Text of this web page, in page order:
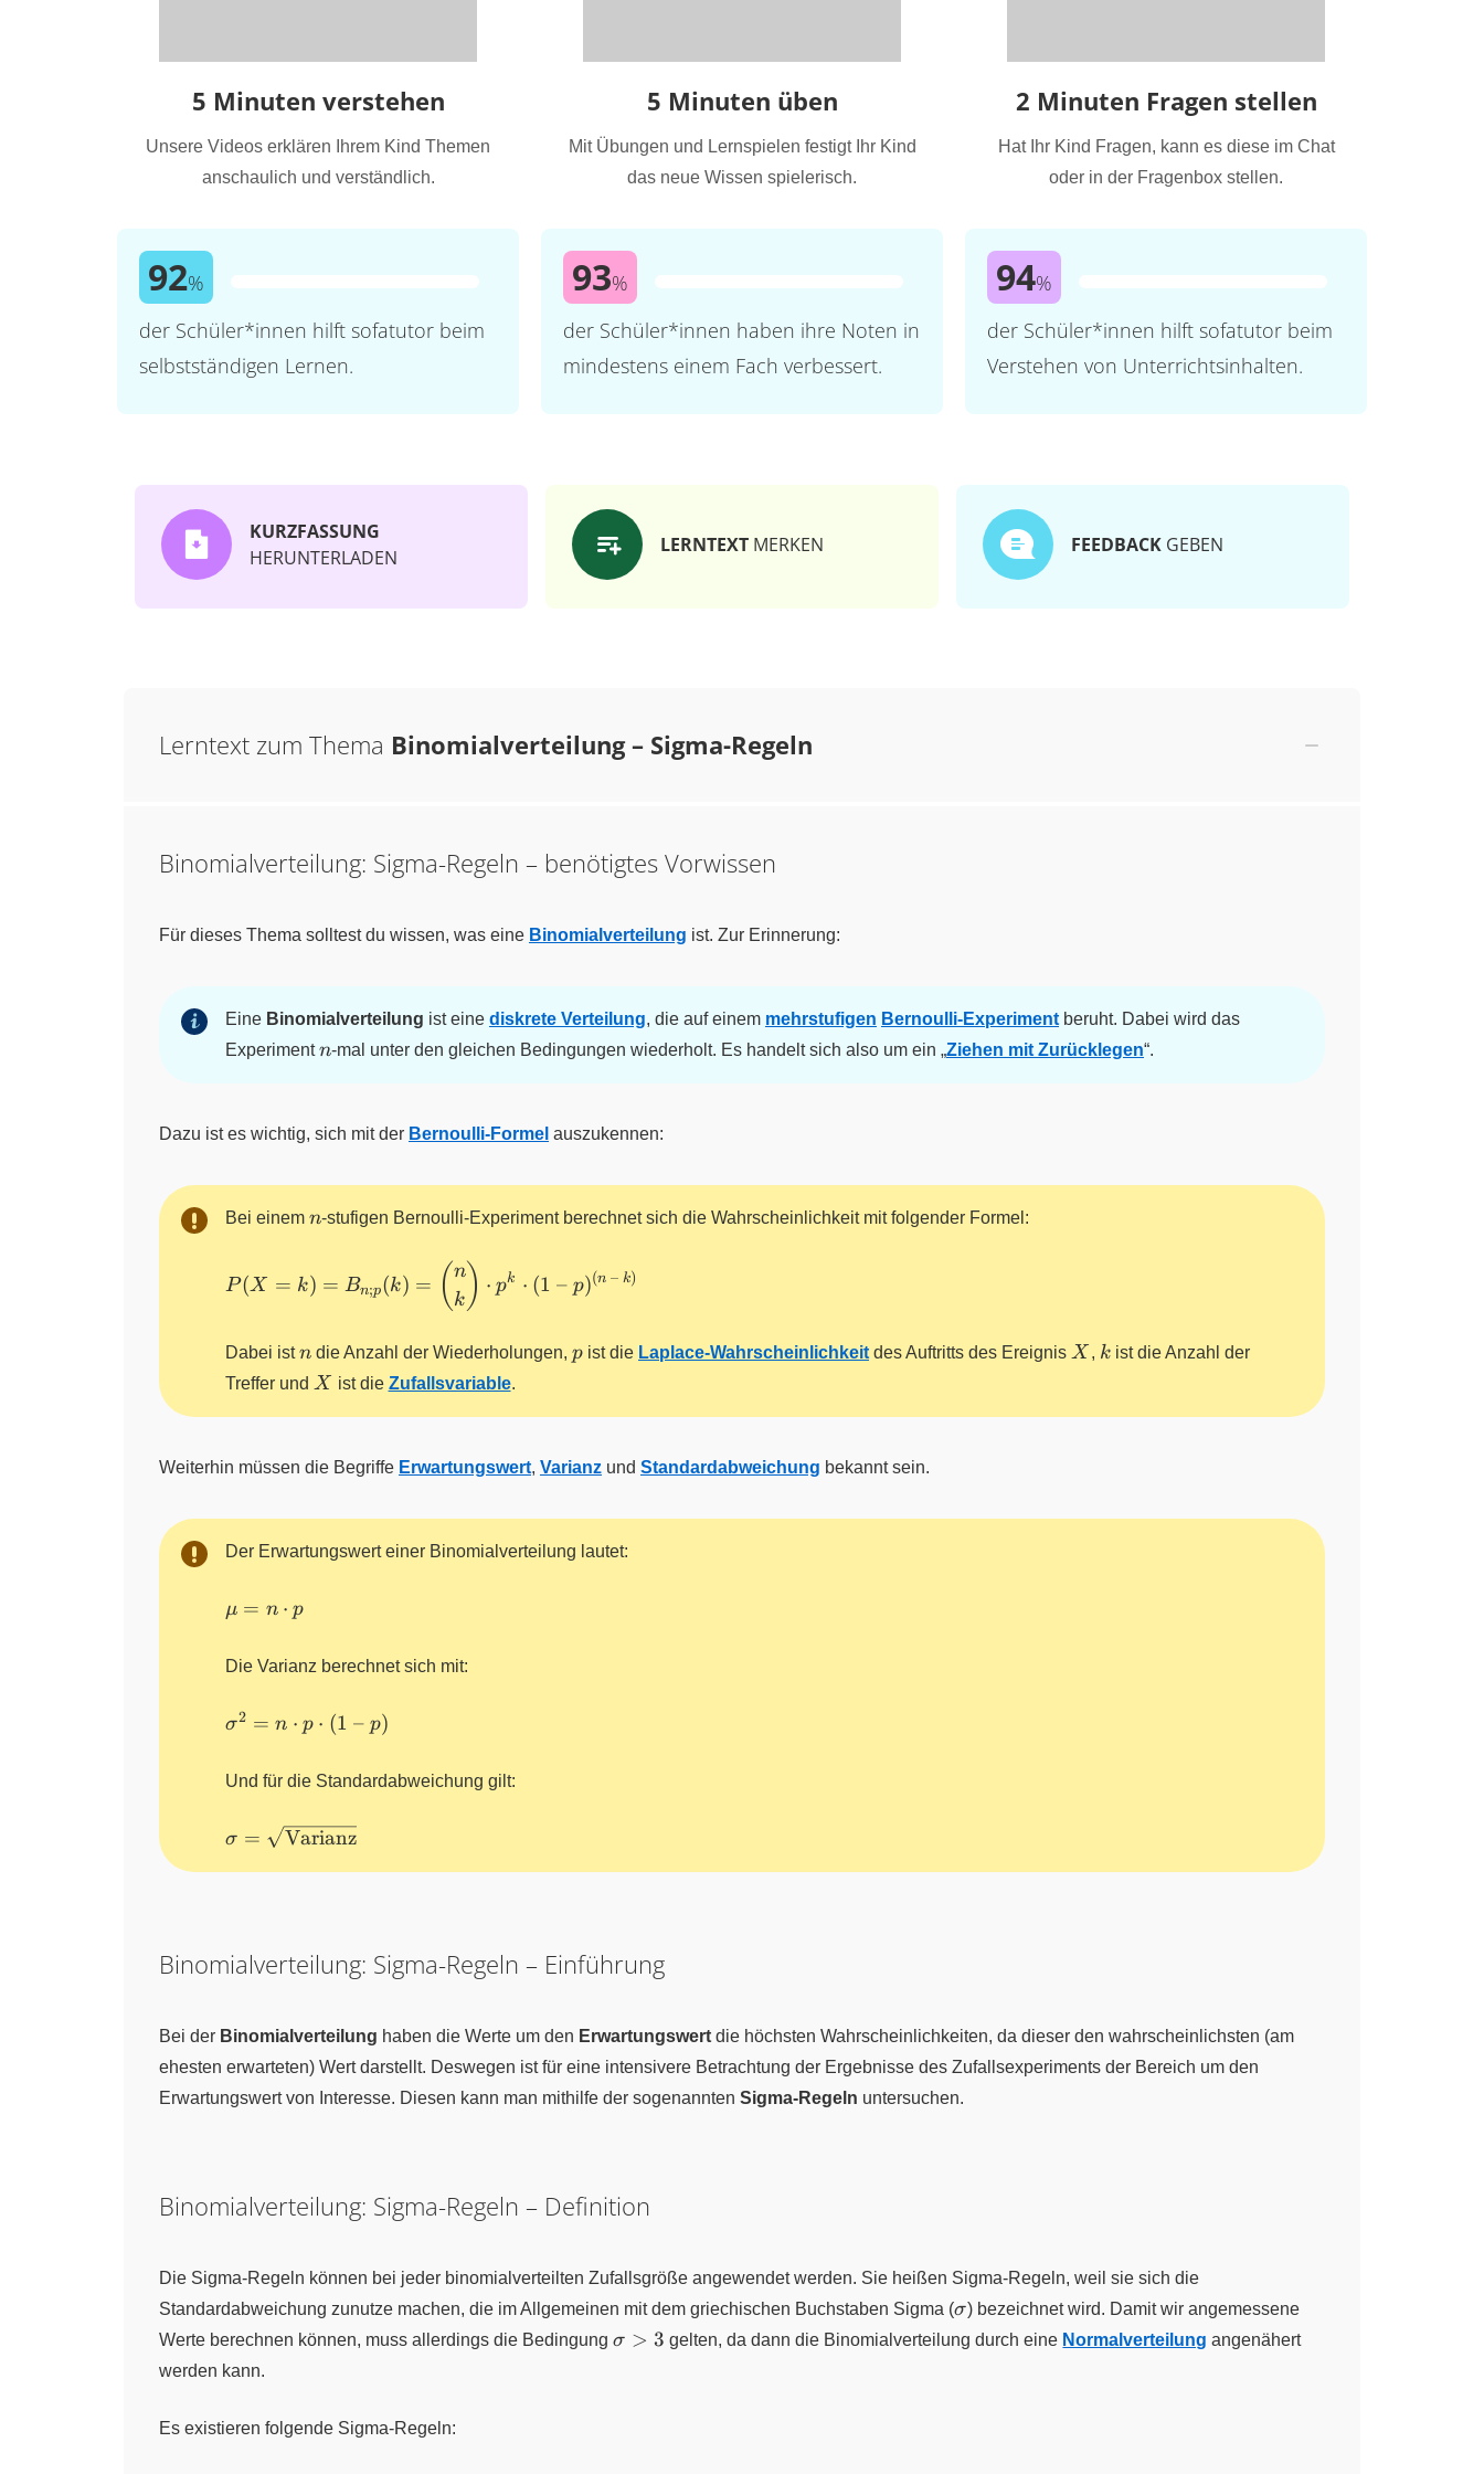
5 Minuten verstehen
Unsere Videos erklären Ihrem Kind Themen
anschaulich und verständlich.
92%
der Schüler*innen hilft sofatutor beim
selbstständigen Lernen.
5 Minuten üben
Mit Übungen und Lernspielen festigt Ihr Kind
das neue Wissen spielerisch.
93%
der Schüler*innen haben ihre Noten in
mindestens einem Fach verbessert.
2 Minuten Fragen stellen
Hat Ihr Kind Fragen, kann es diese im Chat
oder in der Fragenbox stellen.
94%
der Schüler*innen hilft sofatutor beim
Verstehen von Unterrichtsinhalten.
KURZFASSUNG
HERUNTERLADEN
LERNTEXT MERKEN FEEDBACK GEBEN
Lerntext zum Thema Binomialverteilung – Sigma-Regeln
Binomialverteilung: Sigma-Regeln – benötigtes Vorwissen
Für dieses Thema solltest du wissen, was eine Binomialverteilung ist. Zur Erinnerung:
Eine Binomialverteilung ist eine diskrete Verteilung, die auf einem mehrstufigen Bernoulli-Experiment beruht. Dabei wird das
Experimentn
n-mal unter den gleichen Bedingungen wiederholt. Es handelt sich also um ein „Ziehen mit Zurücklegen“.
Dazu ist es wichtig, sich mit der Bernoulli-Formel auszukennen:
Bei einem n
n-stufigen Bernoulli-Experiment berechnet sich die Wahrscheinlichkeit mit folgender Formel:
P(X = k) =
B_{n;p}(k)
\displaystyle
\binom{n}
p^{k} \cdot
~p)^{(n~–
P(X = k) = Bn;p(k) = ( k
n) ⋅ pk ⋅ (1 – p)(n – k)
Dabei istn
n die Anzahl der Wiederholungen, p
p ist die Laplace-Wahrscheinlichkeitdes Auftritts des Ereignis X
X , k
k ist die Anzahl der
Treffer und X
X ist die Zufallsvariable.
Weiterhin müssen die Begriffe Erwartungswert, Varianz und Standardabweichung bekannt sein.
Der Erwartungswert einer Binomialverteilung lautet:
\mu
\cdot
μ = n ⋅ p
Die Varianz berechnet sich mit:
\sigma^{2}
\cdot (1~–
σ2 = n ⋅ p ⋅ (1 – p)
Und für die Standardabweichung gilt:
\sigma =
σ = Varianz
Binomialverteilung: Sigma-Regeln – Einführung
Bei der Binomialverteilung haben die Werte um den Erwartungswert die höchsten Wahrscheinlichkeiten, da dieser den wahrscheinlichsten (am
ehesten erwarteten) Wert darstellt. Deswegen ist für eine intensivere Betrachtung der Ergebnisse des Zufallsexperiments der Bereich um den
Erwartungswert von Interesse. Diesen kann man mithilfe der sogenannten Sigma-Regeln untersuchen.
Binomialverteilung: Sigma-Regeln – Definition
Die Sigma-Regeln können bei jeder binomialverteilten Zufallsgröße angewendet werden. Sie heißen Sigma-Regeln, weil sie sich die
Standardabweichung zunutze machen, die im Allgemeinen mit dem griechischen Buchstaben Sigma (\sigma
σ) bezeichnet wird. Damit wir angemessene
Werte berechnen können, muss allerdings die Bedingung \sigma
σ > 3 gelten, da dann die Binomialverteilung durch eine Normalverteilung angenähert
werden kann.
Es existieren folgende Sigma-Regeln: